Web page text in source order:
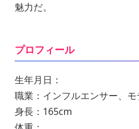
魅力だ。
プロフィール
生年月日：
職業：インフルエンサー、
身長：165cm